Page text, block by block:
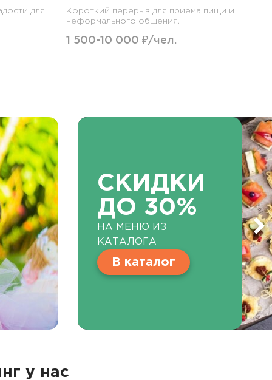
для
Короткий перерыв для приема пищи и
неформального общения.
1 500-10 000 ₽/чел.
СКИДКИ
ДО 30%
НА МЕНЮ ИЗ
КАТАЛОГА
В каталог
у нас